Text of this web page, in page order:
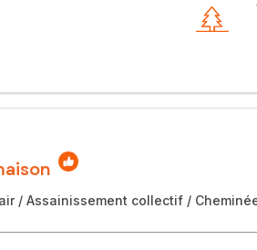
/ Assainissement collectif /